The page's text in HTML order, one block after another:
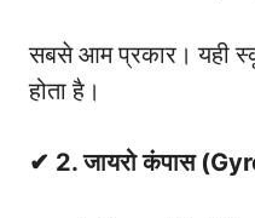
सबसे आम प्रकार। यही
होता है।
✔ 2. जायरो कंपास